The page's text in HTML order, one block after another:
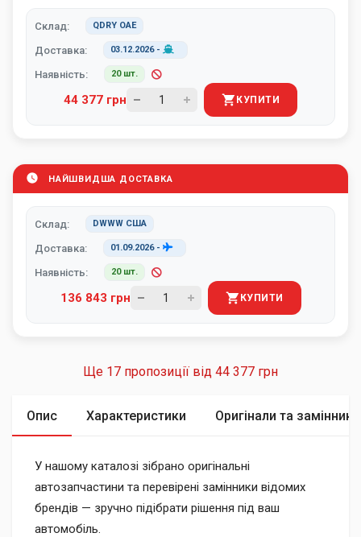
Склад: QDRY ОАЕ
Доставка: 03.12.2026-
Наявність: 20 шт.
44 377 грн КУПИТИ
НАЙШВИДША ДОСТАВКА
Склад: DWWW США
Доставка: 01.09.2026-
Наявність: 20 шт.
136 843 грн КУПИТИ
Ще 17 пропозиції від 44 377 грн
Опис Характеристики Оригінали та замінники
У нашому каталозі зібрано оригінальні
автозапчастини та перевірені замінники відомих
брендів — зручно підібрати рішення під ваш
автомобіль.